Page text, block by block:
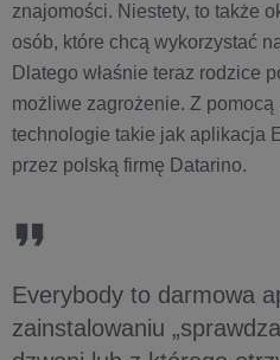
znajomości. Niestety, to także
osób, które chcą wykorzystać
Dlatego właśnie teraz rodzice
możliwe zagrożenie. Z
technologie takie jak aplikacja
przez polską firmę Datarino.
Everybody to darmowa
zainstalowaniu